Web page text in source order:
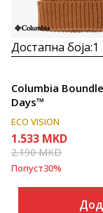
Достапна боја:1
Columbia
Days™
ECO VISION
1.533 MKD
2.190MKD
Попуст30%